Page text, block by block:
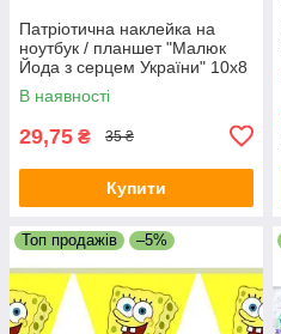
Патріотична наклейка на
ноутбук / планшет "Малюк
Йода з серцем України" 10х8
см
В наявності
29,75 ₴ 35 ₴
Купити
Топ продажів –5%